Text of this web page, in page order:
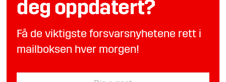
deg oppdatert?
Få de viktigste forsvarsnyhetene rett i
mailboksen hver morgen!